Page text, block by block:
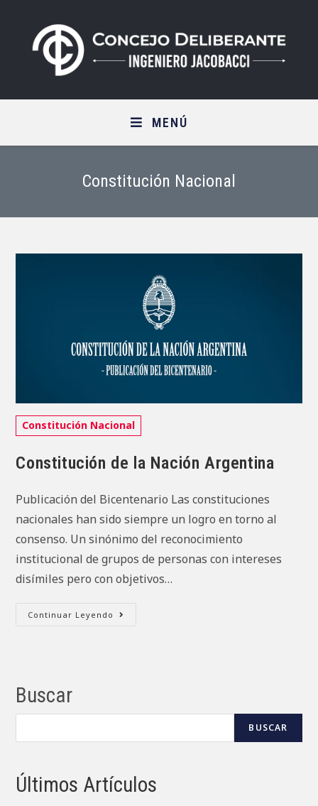
contenido
MENÚ
Constitución Nacional
Categoría
de
la
entrada:
Constitución Nacional
Constitución de la Nación Argentina
Publicación del Bicentenario Las constituciones
nacionales han sido siempre un logro en torno al
consenso. Un sinónimo del reconocimiento
institucional de grupos de personas con intereses
disímiles pero con objetivos…
Continuar Leyendo Constitución
Buscar
BUSCAR
Últimos Artículos